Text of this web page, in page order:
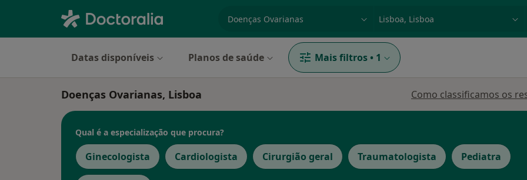
Datas disponíveis Planos de saúde Mais filtros • 1
Doenças Ovarianas, Lisboa Como classificamos os
Qual é a especialização que procura?
Ginecologista Cardiologista Cirurgião geral Traumatologista Pediatra